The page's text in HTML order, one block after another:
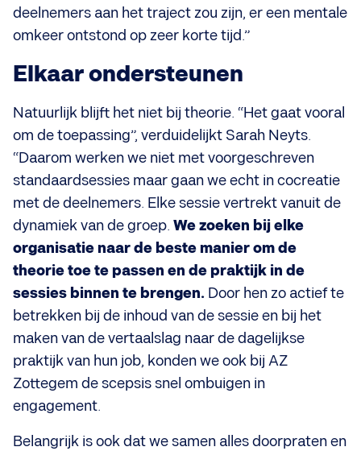
deelnemers aan het traject zou zijn, er een mentale
omkeer ontstond op zeer korte tijd.”
Elkaar ondersteunen
Natuurlijk blijft het niet bij theorie. “Het gaat vooral
om de toepassing”, verduidelijkt Sarah Neyts.
“Daarom werken we niet met voorgeschreven
standaardsessies maar gaan we echt in cocreatie
met de deelnemers. Elke sessie vertrekt vanuit de
dynamiek van de groep. We zoeken bij elke
organisatie naar de beste manier om de
theorie toe te passen en de praktijk in de
sessies binnen te brengen. Door hen zo actief te
betrekken bij de inhoud van de sessie en bij het
maken van de vertaalslag naar de dagelijkse
praktijk van hun job, konden we ook bij AZ
Zottegem de scepsis snel ombuigen in
engagement.
Belangrijk is ook dat we samen alles doorpraten en